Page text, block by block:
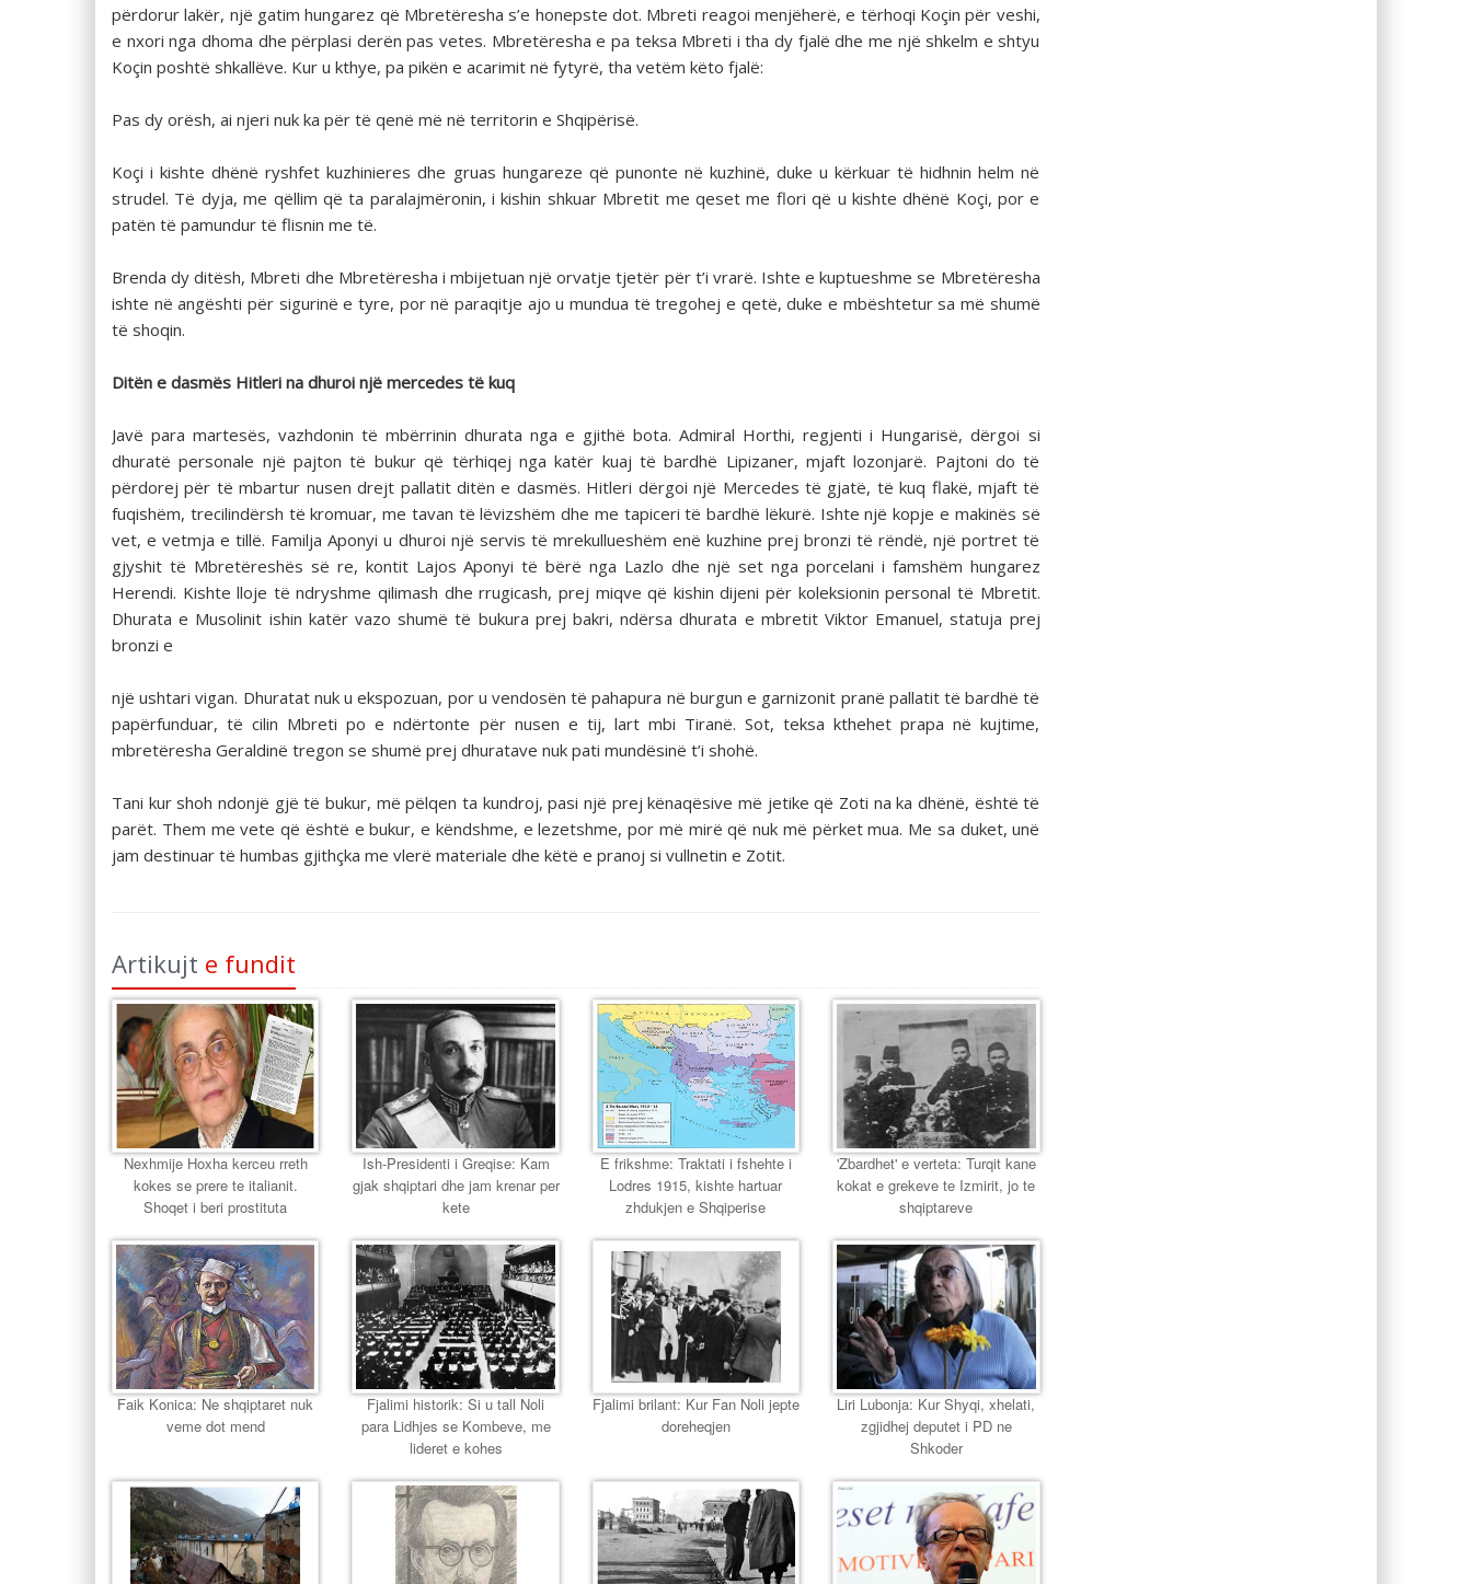
përdorur lakër, një gatim hungarez që Mbretëresha s’e honepste dot. Mbreti reagoi menjëherë, e tërhoqi Koçin për veshi,
e nxori nga dhoma dhe përplasi derën pas vetes. Mbretëresha e pa teksa Mbreti i tha dy fjalë dhe me një shkelm e shtyu
Koçin poshtë shkallëve. Kur u kthye, pa pikën e acarimit në fytyrë, tha vetëm këto fjalë:
Pas dy orësh, ai njeri nuk ka për të qenë më në territorin e Shqipërisë.
Koçi i kishte dhënë ryshfet kuzhinieres dhe gruas hungareze që punonte në kuzhinë, duke u kërkuar të hidhnin helm në
strudel. Të dyja, me qëllim që ta paralajmëronin, i kishin shkuar Mbretit me qeset me flori që u kishte dhënë Koçi, por e
patën të pamundur të flisnin me të.
Brenda dy ditësh, Mbreti dhe Mbretëresha i mbijetuan një orvatje tjetër për t’i vrarë. Ishte e kuptueshme se Mbretëresha
ishte në angështi për sigurinë e tyre, por në paraqitje ajo u mundua të tregohej e qetë, duke e mbështetur sa më shumë
të shoqin.
Ditën e dasmës Hitleri na dhuroi një mercedes të kuq
Javë para martesës, vazhdonin të mbërrinin dhurata nga e gjithë bota. Admiral Horthi, regjenti i Hungarisë, dërgoi si
dhuratë personale një pajton të bukur që tërhiqej nga katër kuaj të bardhë Lipizaner, mjaft lozonjarë. Pajtoni do të
përdorej për të mbartur nusen drejt pallatit ditën e dasmës. Hitleri dërgoi një Mercedes të gjatë, të kuq flakë, mjaft të
fuqishëm, trecilindërsh të kromuar, me tavan të lëvizshëm dhe me tapiceri të bardhë lëkurë. Ishte një kopje e makinës së
vet, e vetmja e tillë. Familja Aponyi u dhuroi një servis të mrekullueshëm enë kuzhine prej bronzi të rëndë, një portret të
gjyshit të Mbretëreshës së re, kontit Lajos Aponyi të bërë nga Lazlo dhe një set nga porcelani i famshëm hungarez
Herendi. Kishte lloje të ndryshme qilimash dhe rrugicash, prej miqve që kishin dijeni për koleksionin personal të Mbretit.
Dhurata e Musolinit ishin katër vazo shumë të bukura prej bakri, ndërsa dhurata e mbretit Viktor Emanuel, statuja prej
bronzi e
një ushtari vigan. Dhuratat nuk u ekspozuan, por u vendosën të pahapura në burgun e garnizonit pranë pallatit të bardhë të
papërfunduar, të cilin Mbreti po e ndërtonte për nusen e tij, lart mbi Tiranë. Sot, teksa kthehet prapa në kujtime,
mbretëresha Geraldinë tregon se shumë prej dhuratave nuk pati mundësinë t’i shohë.
Tani kur shoh ndonjë gjë të bukur, më pëlqen ta kundroj, pasi një prej kënaqësive më jetike që Zoti na ka dhënë, është të
parët. Them me vete që është e bukur, e këndshme, e lezetshme, por më mirë që nuk më përket mua. Me sa duket, unë
jam destinuar të humbas gjithçka me vlerë materiale dhe këtë e pranoj si vullnetin e Zotit.
Artikujt e fundit
Nexhmije Hoxha kerceu rreth
kokes se prere te italianit.
Shoqet i beri prostituta
Ish-Presidenti i Greqise: Kam
gjak shqiptari dhe jam krenar per
kete
E frikshme: Traktati i fshehte i
Lodres 1915, kishte hartuar
zhdukjen e Shqiperise
'Zbardhet' e verteta: Turqit kane
kokat e grekeve te Izmirit, jo te
shqiptareve
Faik Konica: Ne shqiptaret nuk
veme dot mend
Fjalimi historik: Si u tall Noli
para Lidhjes se Kombeve, me
lideret e kohes
Fjalimi brilant: Kur Fan Noli jepte
doreheqjen
Liri Lubonja: Kur Shyqi, xhelati,
zgjidhej deputet i PD ne
Shkoder